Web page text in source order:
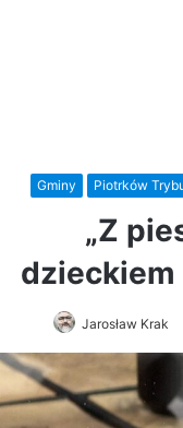
Gminy Piotrków
„Z
dzieckiem
Jarosław Krak